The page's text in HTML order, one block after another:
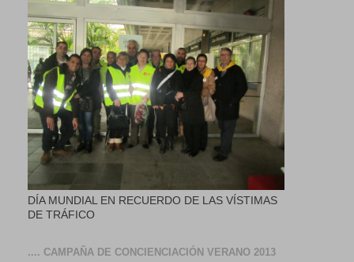
DÍA MUNDIAL EN RECUERDO DE LAS VÍSTIMAS
DE TRÁFICO
.... CAMPAÑA DE CONCIENCIACIÓN VERANO 2013